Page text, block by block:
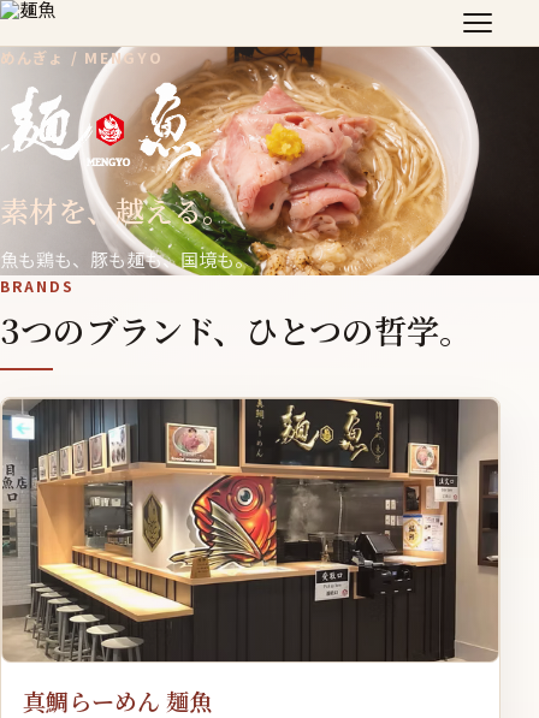
めんぎょ / MENGYO
素材を、越える。
魚も鶏も、豚も麺も、国境も。
BRANDS
3つのブランド、ひとつの哲学。
真鯛らーめん 麺魚